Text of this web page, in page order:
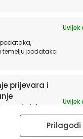
Uvijek
temelju podataka
prijevara i
izbora
Uvijek
Prilagodi